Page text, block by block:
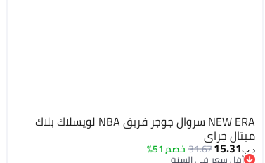
NEW ERA سروال جوجر فريق NBA لويسلاك بلاك
ميتال جراي
د.ب‏15.31
31.67خصم 51%
أقل سعر في السنة